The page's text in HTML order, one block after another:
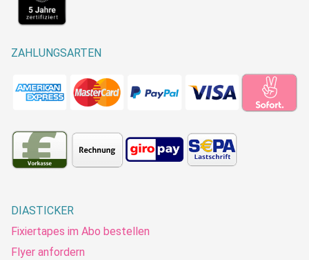
ZAHLUNGSARTEN
DIASTICKER
Fixiertapes im Abo bestellen
Flyer anfordern